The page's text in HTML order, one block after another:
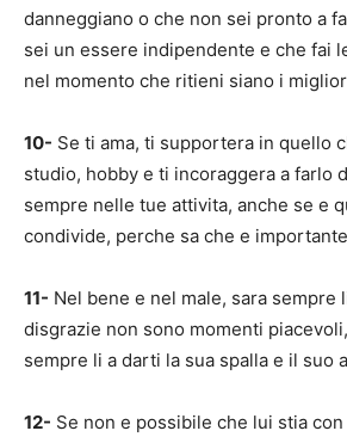
danneggiano o che non sei pronto a
sei un essere indipendente e che fai
nel momento che ritieni siano i
10- Se ti ama, ti supportera in quello
studio, hobby e ti incoraggera a farlo
sempre nelle tue attivita, anche se e
condivide, perche sa che e
11- Nel bene e nel male, sara sempre
disgrazie non sono momenti
sempre li a darti la sua spalla e il suo
12- Se non e possibile che lui stia